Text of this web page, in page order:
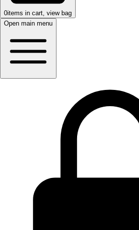
0items in cart, view bag
Open main menu